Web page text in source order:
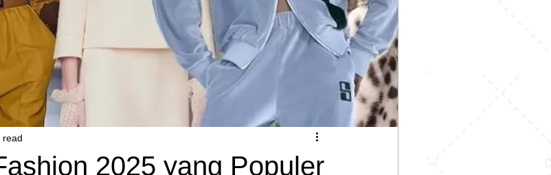
2025 yang Populer
read